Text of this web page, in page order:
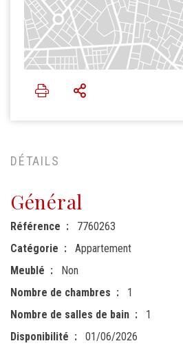
DÉTAILS
Général
Référence
7760263
Catégorie
Appartement
Meublé
Non
Nombre de chambres
1
Nombre de salles de bain
1
Disponibilité
01/06/2026